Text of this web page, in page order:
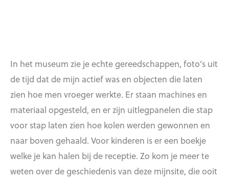
In het museum zie je echte gereedschappen, foto’s uit
de tijd dat de mijn actief was en objecten die laten
zien hoe men vroeger werkte. Er staan machines en
materiaal opgesteld, en er zijn uitlegpanelen die stap
voor stap laten zien hoe kolen werden gewonnen en
naar boven gehaald. Voor kinderen is er een boekje
welke je kan halen bij de receptie. Zo kom je meer te
weten over de geschiedenis van deze mijnsite, die ooit